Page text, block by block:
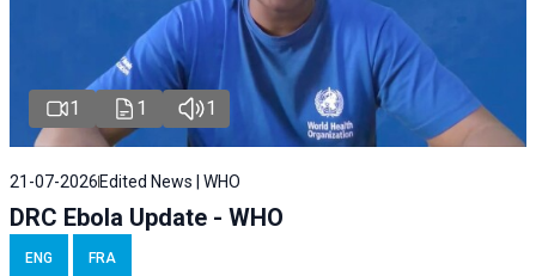
1 1 1
21-07-2026 Edited News | WHO
DRC Ebola Update - WHO
ENG FRA